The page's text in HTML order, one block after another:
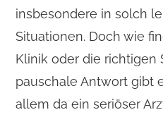
insbesondere in solch
Situationen. Doch wie
Klinik oder die richtigen
pauschale Antwort gibt
allem da ein seriöser